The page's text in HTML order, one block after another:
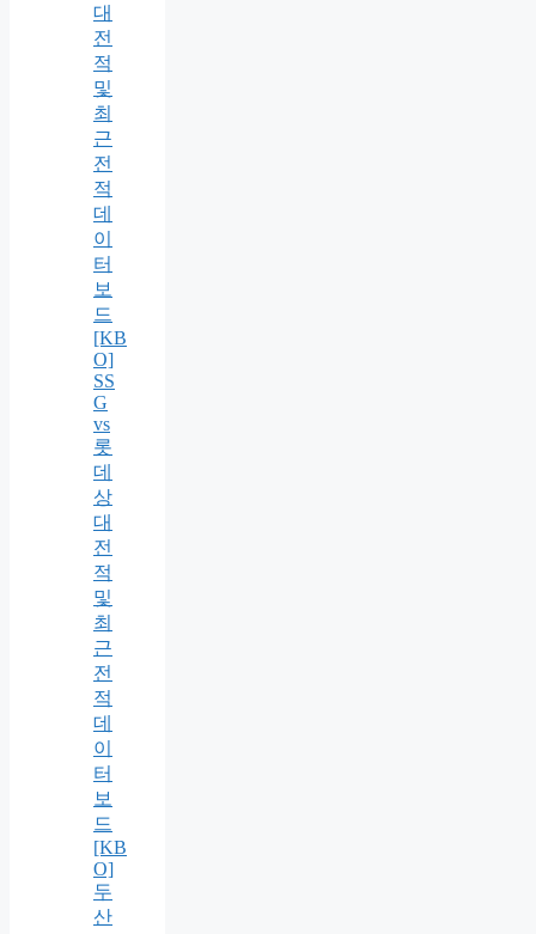
대
전
적
및
최
근
전
적
데
이
터
보
드
[KB
O]
SS
G
vs
롯
데
상
대
전
적
및
최
근
전
적
데
이
터
보
드
[KB
O]
두
산